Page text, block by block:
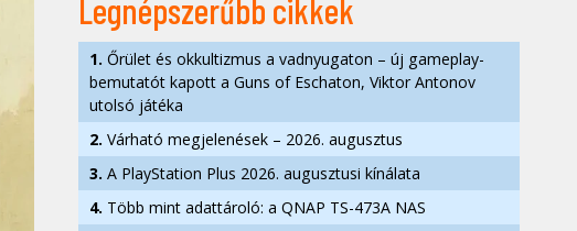
Legnépszerűbb cikkek
1. Őrület és okkultizmus a vadnyugaton – új gameplay-
bemutatót kapott a Guns of Eschaton, Viktor Antonov
utolsó játéka
2. Várható megjelenések – 2026. augusztus
3. A PlayStation Plus 2026. augusztusi kínálata
4. Több mint adattároló: a QNAP TS-473A NAS